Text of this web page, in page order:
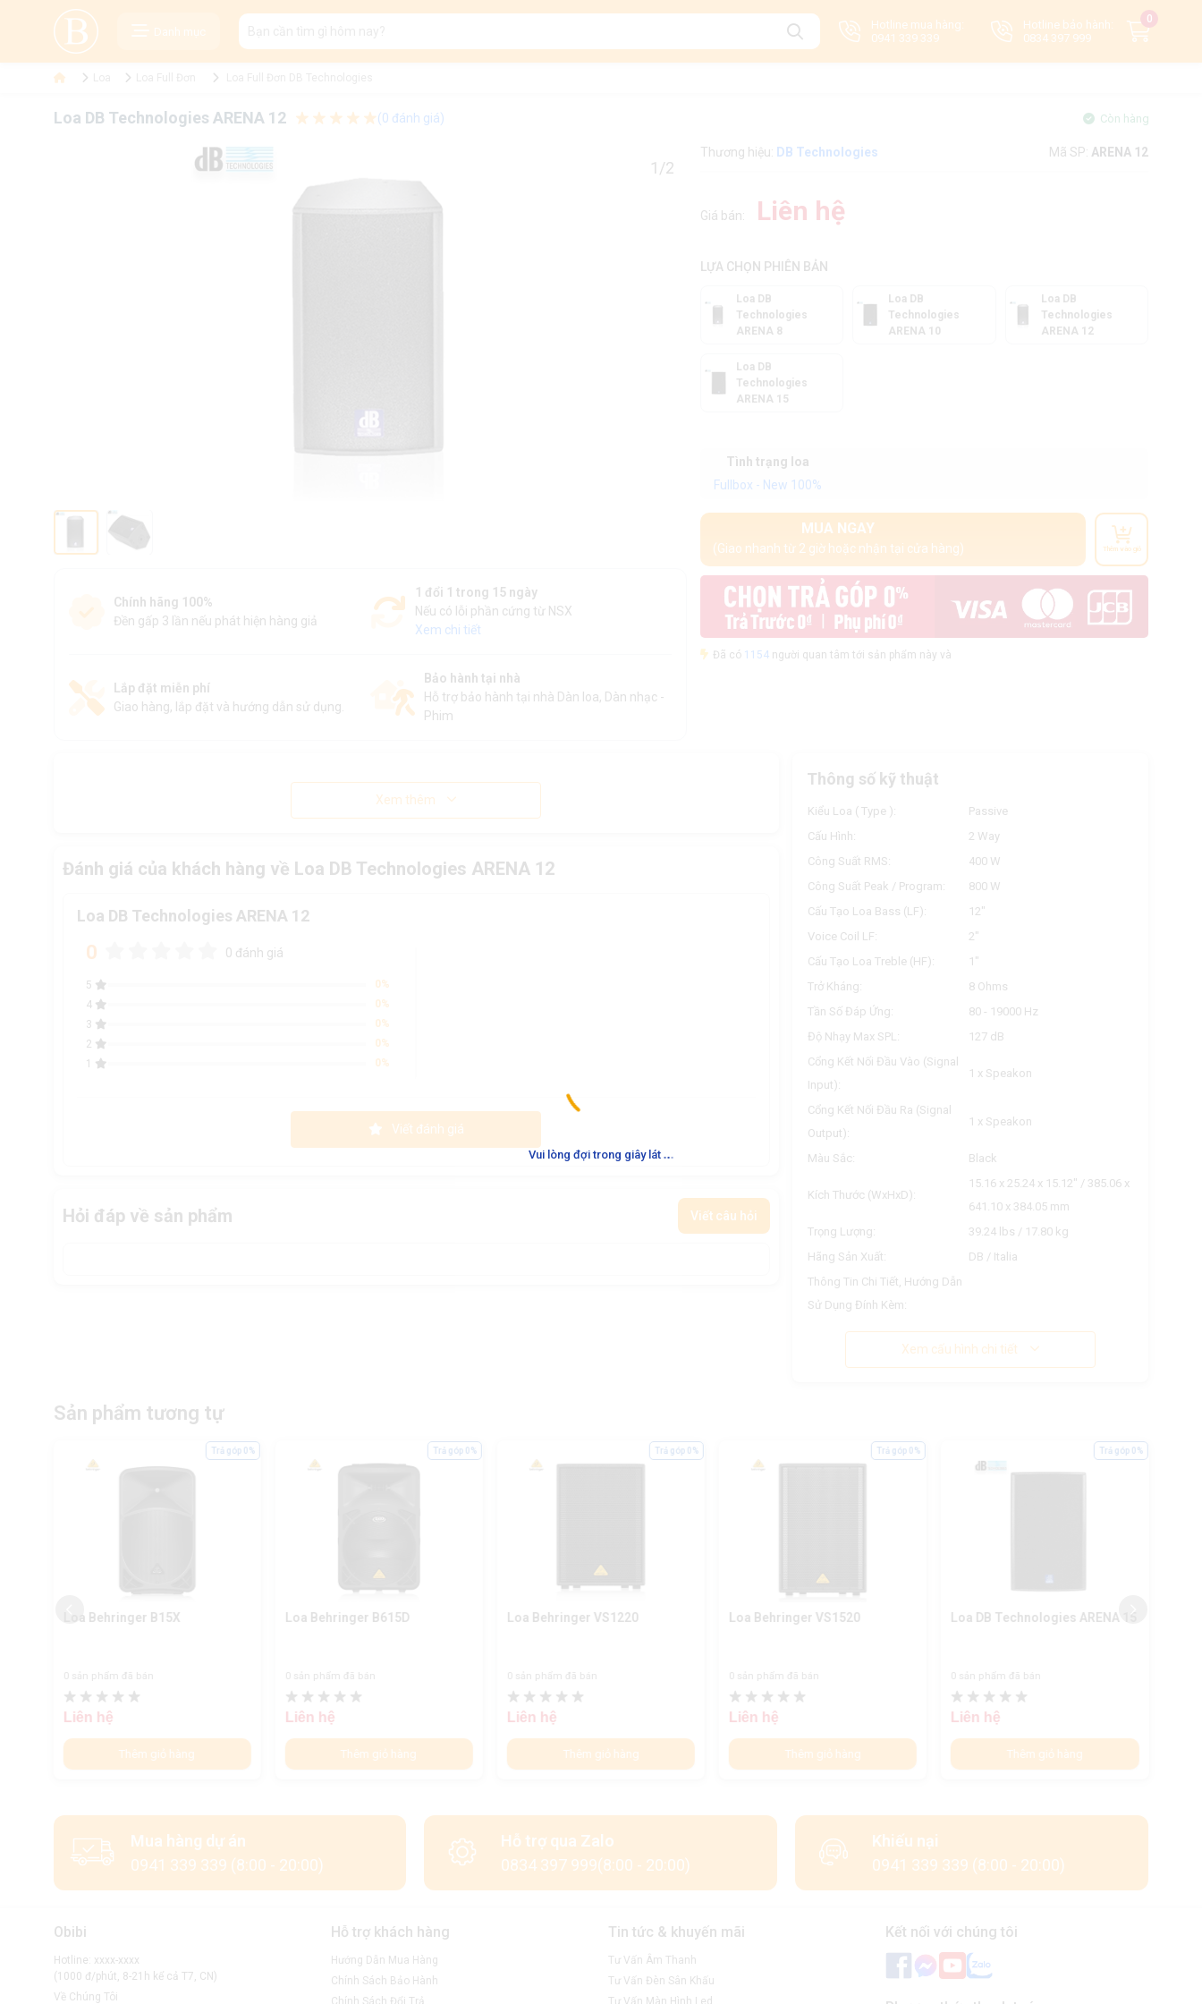
Vui lòng đợi trong giây lát ...
Danh mục
Hotline mua hàng:
0941 339 339
Hotline bảo hành:
0834 397 999
0
Loa DB Technologies ARENA 12 (0 đánh giá) Còn hàng
1/2
Chính hãng 100%
Đền gấp 3 lần nếu phát hiện hàng giả
1 đổi 1 trong 15 ngày
Nếu có lỗi phần cứng từ NSX
Xem chi tiết
Lắp đặt miễn phí
Giao hàng, lắp đặt và hướng dẫn sử dụng.
Bảo hành tại nhà
Hỗ trợ bảo hành tại nhà Dàn loa, Dàn nhạc -
Phim
Thương hiệu: DB Technologies Mã SP: ARENA 12
Giá bán: Liên hệ
LỰA CHỌN PHIÊN BẢN
Loa DB
Technologies
ARENA 8
Loa DB
Technologies
ARENA 10
Loa DB
Technologies
ARENA 12
Loa DB
Technologies
ARENA 15
Tình trạng loa
Fullbox - New 100%
MUA NGAY
(Giao nhanh từ 2 giờ hoặc nhận tại cửa hàng) Thêm vào giỏ
Đã có 1154người quan tâm tới sản phẩm này và
Xem thêm
Đánh giá của khách hàng về Loa DB Technologies ARENA 12
Loa DB Technologies ARENA 12
0 0 đánh giá
5
0%
4
0%
3
0%
2
0%
1
0%
Viết đánh giá
Hỏi đáp về sản phẩm Viết câu hỏi
Thông số kỹ thuật
Kiểu Loa ( Type ):
Passive
Cấu Hình:
2 Way
Công Suất RMS:
400 W
Công Suất Peak / Program:
800 W
Cấu Tạo Loa Bass (LF):
12"
Voice Coil LF:
2"
Cấu Tạo Loa Treble (HF):
1"
Trở Kháng:
8 Ohms
Tần Số Đáp Ứng:
80 - 19000 Hz
Độ Nhạy Max SPL:
127 dB
Cổng Kết Nối Đầu Vào (Signal
Input):
1 x Speakon
Cổng Kết Nối Đầu Ra (Signal
Output):
1 x Speakon
Màu Sắc: Black
Kích Thước (WxHxD):
15.16 x 25.24 x 15.12" / 385.06 x
641.10 x 384.05 mm
Trọng Lượng:
39.24 lbs / 17.80 kg
Hãng Sản Xuất:
DB / Italia
Thông Tin Chi Tiết, Hướng Dẫn
Sử Dụng Đính Kèm:
Xem cấu hình chi tiết
Sản phẩm tương tự
Loa Behringer B15X
0 sản phẩm đã bán
Liên hệ
Thêm giỏ hàng
Trả góp 0%
Loa Behringer B615D
0 sản phẩm đã bán
Liên hệ
Thêm giỏ hàng
Trả góp 0%
Loa Behringer VS1220
0 sản phẩm đã bán
Liên hệ
Thêm giỏ hàng
Trả góp 0%
Loa Behringer VS1520
0 sản phẩm đã bán
Liên hệ
Thêm giỏ hàng
Trả góp 0%
Loa DB Technologies ARENA 15
0 sản phẩm đã bán
Liên hệ
Thêm giỏ hàng
Trả góp 0%
Mua hàng dự án
0941 339 339 (8:00 - 20:00)
Hỗ trợ qua Zalo
0834 397 999(8:00 - 20:00)
Khiếu nại
0941 339 339 (8:00 - 20:00)
Obibi
Hotline: xxxx-xxxx
(1000 đ/phút, 8-21h kể cả T7, CN)
Về Chúng Tôi
Hỗ trợ khách hàng
Hướng Dẫn Mua Hàng
Chính Sách Bảo Hành
Tin tức & khuyến mãi
Tư Vấn Âm Thanh
Tư Vấn Đèn Sân Khấu
Kết nối với chúng tôi